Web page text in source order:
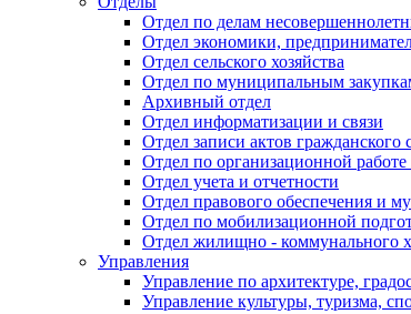
Отдел по делам
Отдел экономики,
Отдел сельского хозяйства
Отдел по муниципальным
Архивный отдел
Отдел информатизации и связи
Отдел записи актов гражданского
Отдел по организационной
Отдел учета и отчетности
Отдел правового обеспечения и
Отдел по мобилизационной
Отдел жилищно - коммунального
Управления
Управление по архитектуре,
Управление культуры, туризма,